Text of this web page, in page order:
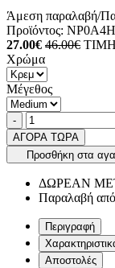
Άμεση παραλαβή/
Προϊόντος:
27.00€ 46.00€ ΤΙΜΗ
Χρώμα
Μέγεθος
Ποσότητα
-
ΑΓΟΡΑ ΤΩΡΑ
Προσθήκη στα
ΔΩΡΕΑΝ
Παραλαβή
Περιγραφή
Αποστολές